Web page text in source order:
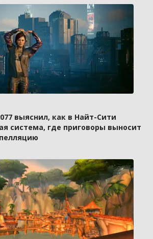
выяснил, как в Найт-Сити
система, где приговоры выносит